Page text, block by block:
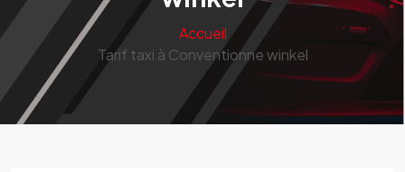
Accueil
Tarif taxi à Conventionne winkel